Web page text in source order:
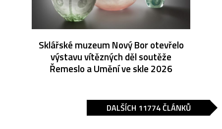
Sklářské muzeum Nový Bor otevřelo
výstavu vítězných děl soutěže
Řemeslo a Umění ve skle 2026
DALŠÍCH 11774 ČLÁNKŮ